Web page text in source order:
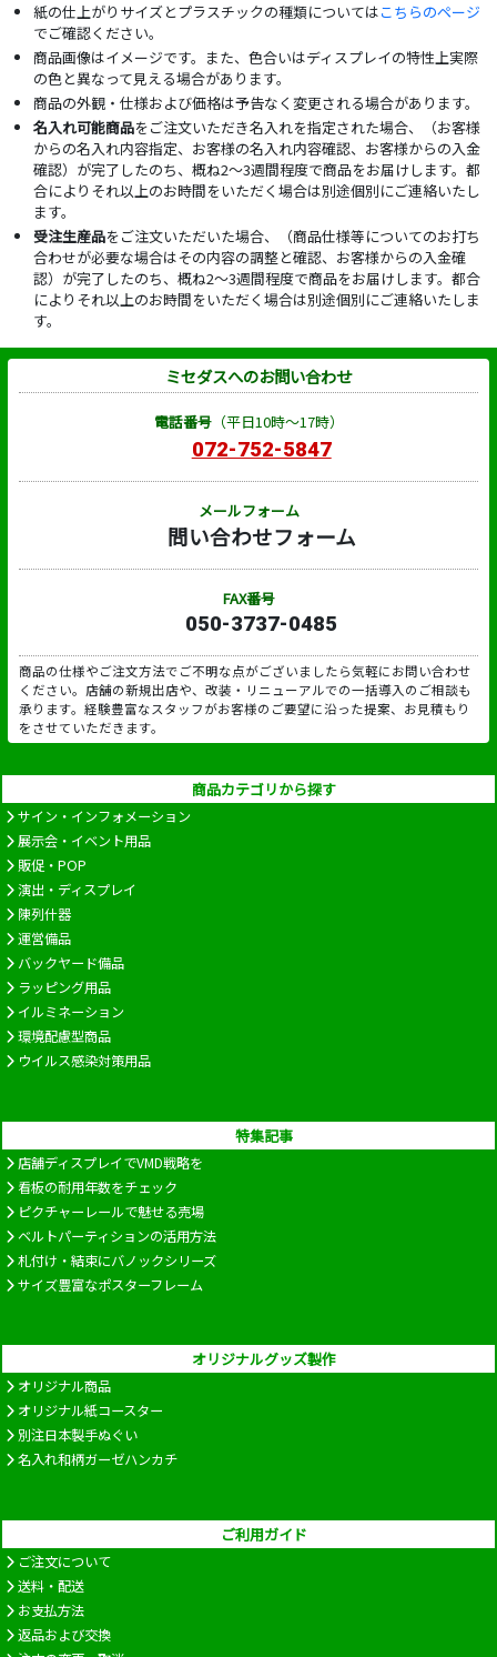
紙の仕上がりサイズとプラスチックの種類についてはこちらのページ
でご確認ください。
商品画像はイメージです。また、色合いはディスプレイの特性上実際
の色と異なって見える場合があります。
商品の外観・仕様および価格は予告なく変更される場合があります。
名入れ可能商品をご注文いただき名入れを指定された場合、（お客様
からの名入れ内容指定、お客様の名入れ内容確認、お客様からの入金
確認）が完了したのち、概ね2～3週間程度で商品をお届けします。都
合によりそれ以上のお時間をいただく場合は別途個別にご連絡いたし
ます。
受注生産品をご注文いただいた場合、（商品仕様等についてのお打ち
合わせが必要な場合はその内容の調整と確認、お客様からの入金確
認）が完了したのち、概ね2～3週間程度で商品をお届けします。都合
によりそれ以上のお時間をいただく場合は別途個別にご連絡いたしま
す。
ミセダスへのお問い合わせ
電話番号（平日10時～17時）
072-752-5847
メールフォーム
問い合わせフォーム
FAX番号
050-3737-0485
商品の仕様やご注文方法でご不明な点がございましたら気軽にお問い合わせ
ください。店舗の新規出店や、改装・リニューアルでの一括導入のご相談も
承ります。経験豊富なスタッフがお客様のご要望に沿った提案、お見積もり
をさせていただきます。
商品カテゴリから探す
サイン・インフォメーション
展示会・イベント用品
販促・POP
演出・ディスプレイ
陳列什器
運営備品
バックヤード備品
ラッピング用品
イルミネーション
環境配慮型商品
ウイルス感染対策用品
特集記事
店舗ディスプレイでVMD戦略を
看板の耐用年数をチェック
ピクチャーレールで魅せる売場
ベルトパーティションの活用方法
札付け・結束にバノックシリーズ
サイズ豊富なポスターフレーム
オリジナルグッズ製作
オリジナル商品
オリジナル紙コースター
別注日本製手ぬぐい
名入れ和柄ガーゼハンカチ
ご利用ガイド
ご注文について
送料・配送
お支払方法
返品および交換